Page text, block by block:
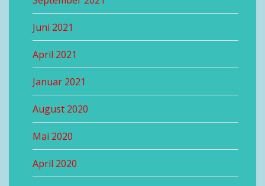
Juni 2021
April 2021
Januar 2021
August 2020
Mai 2020
April 2020